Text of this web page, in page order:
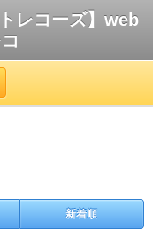
レコーズ】web
新着順